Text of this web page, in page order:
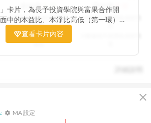
股利環 1 分
分數越高代表股利報酬率
越高
分數越低代表股利報酬率
越低
營收環9
分數越高代表營收成長性
高
」卡片，為長予投資學院與富果合作開
中的本益比、本淨比高低（第一環）、
第二環）以及營收成長性（第三環），
計處理，用三環的表達方式讓投資人可
查看卡片內容
close
settings MA 設定